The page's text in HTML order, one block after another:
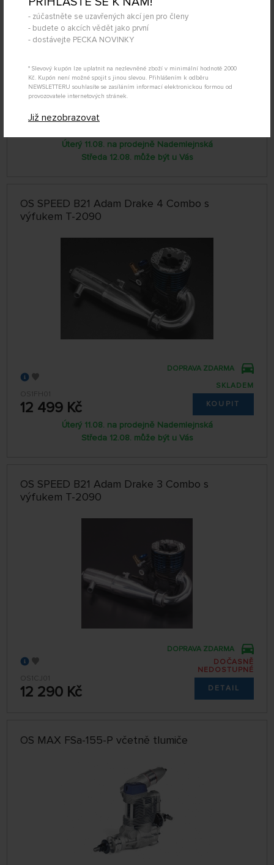
- zúčastněte se uzavřených akcí jen pro členy
- budete o akcích vědět jako první
- dostávejte PECKA NOVINKY
* Slevový kupón lze uplatnit na nezlevněné zboží v minimální hodnotě 2000
Kč. Kupón není možné spojit s jinou slevou. Přihlášením k odběru
NEWSLETTERU souhlasíte se zasíláním informací elektronickou formou od
provozovatele internetových stránek.
Již nezobrazovat
OS1DR01
12 499 Kč
DOPRAVA ZDARMA
Úterý 11.08. na prodejně Nademlejnská
Středa 12.08. může být u Vás
OS SPEED B21 Adam Drake 4 Combo s
výfukem T-2090
OS1FH01
12 499 Kč
DOPRAVA ZDARMA
SKLADEM
KOUPIT
Úterý 11.08. na prodejně Nademlejnská
Středa 12.08. může být u Vás
OS SPEED B21 Adam Drake 3 Combo s
výfukem T-2090
OS1CJ01
12 290 Kč
DOPRAVA ZDARMA
DOČASNĚ
NEDOSTUPNÉ
DETAIL
OS MAX FSa-155-P včetně tlumiče